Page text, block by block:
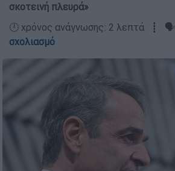
σκοτεινή πλευρά»
🕛 χρόνος ανάγνωσης: 2 λεπτά ┋ 🗣️
σχολιασμό